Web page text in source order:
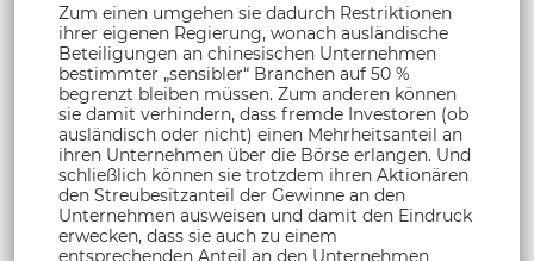
Zum einen umgehen sie dadurch Restriktionen
ihrer eigenen Regierung, wonach ausländische
Beteiligungen an chinesischen Unternehmen
bestimmter „sensibler“ Branchen auf 50 %
begrenzt bleiben müssen. Zum anderen können
sie damit verhindern, dass fremde Investoren (ob
ausländisch oder nicht) einen Mehrheitsanteil an
ihren Unternehmen über die Börse erlangen. Und
schließlich können sie trotzdem ihren Aktionären
den Streubesitzanteil der Gewinne an den
Unternehmen ausweisen und damit den Eindruck
erwecken, dass sie auch zu einem
entsprechenden Anteil an den Unternehmen